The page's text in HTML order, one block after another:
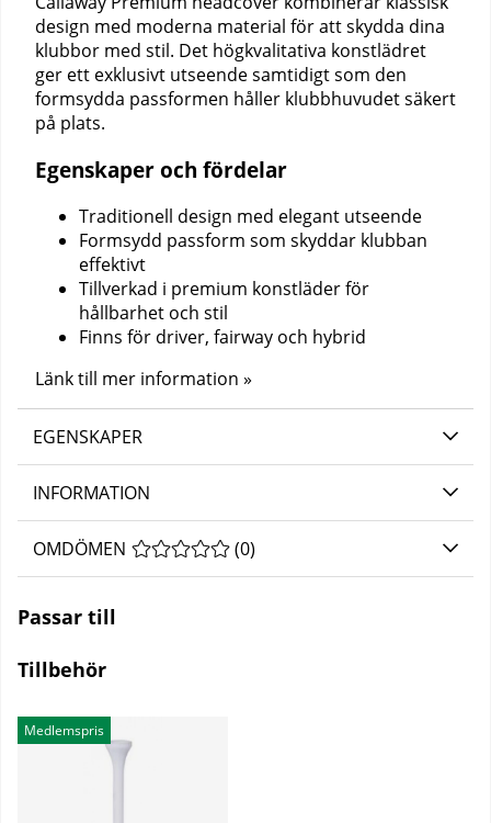
design med moderna material för att skydda dina
klubbor med stil. Det högkvalitativa konstlädret
ger ett exklusivt utseende samtidigt som den
formsydda passformen håller klubbhuvudet säkert
på plats.
Egenskaper och fördelar
Traditionell design med elegant utseende
Formsydd passform som skyddar klubban
effektivt
Tillverkad i premium konstläder för
hållbarhet och stil
Finns för driver, fairway och hybrid
Länk till mer information »
EGENSKAPER
INFORMATION
OMDÖMEN MEDELBETYG 0 AV 5 ANTAL BETYG 0
(0)
Passar till
Tillbehör
Medlemspris